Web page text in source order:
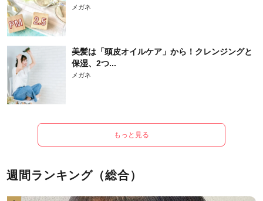
メガネ
美髪は「頭皮オイルケア」から！クレンジングと
保湿、2つ...
メガネ
もっと見る
週間ランキング（総合）